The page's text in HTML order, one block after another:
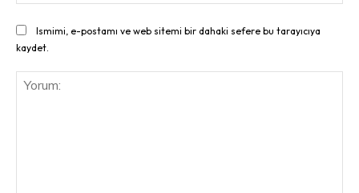
Ismimi, e-postamı ve web sitemi bir dahaki sefere bu tarayıcıya
kaydet.